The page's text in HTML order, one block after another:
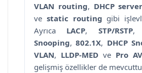
VLAN routing, DHCP server
ve static routing gibi
Ayrıca LACP, STP/RSTP,
Snooping,802.1X, DHCP
VLAN, LLDP-MED ve Pro
gelişmiş özellikler de